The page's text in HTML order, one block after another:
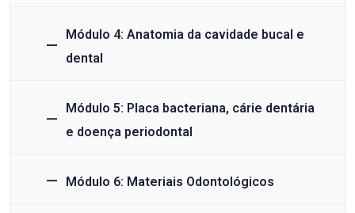
Módulo 4: Anatomia da cavidade bucal e
dental
Módulo 5: Placa bacteriana, cárie dentária
e doença periodontal
Módulo 6: Materiais Odontológicos